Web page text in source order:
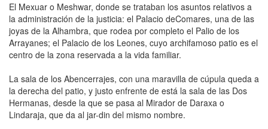
El Mexuar o Meshwar, donde se trataban los asuntos relativos a
la administración de la justicia: el Palacio deComares, una de las
joyas de la Alhambra, que rodea por completo el Palio de los
Arrayanes; el Palacio de los Leones, cuyo archifamoso patio es el
centro de la zona reservada a la vida familiar.
La sala de los Abencerrajes, con una maravilla de cúpula queda a
la derecha del patio, y justo enfrente de está la sala de las Dos
Hermanas, desde la que se pasa al Mirador de Daraxa o
Lindaraja, que da al jar-din del mismo nombre.